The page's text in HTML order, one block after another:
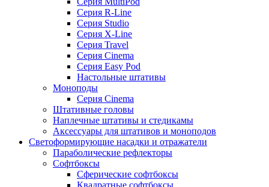
Серия R-Line
Серия Studio
Серия X-Line
Серия Travel
Серия Cinema
Серия Easy Pod
Настольные штативы
Моноподы
Серия Cinema
Штативные головы
Наплечные штативы и стедикамы
Аксессуары для штативов и моноподов
Светоформирующие насадки и отражатели
Параболические рефлекторы
Софтбоксы
Сферические софтбоксы
Квадратные софтбоксы